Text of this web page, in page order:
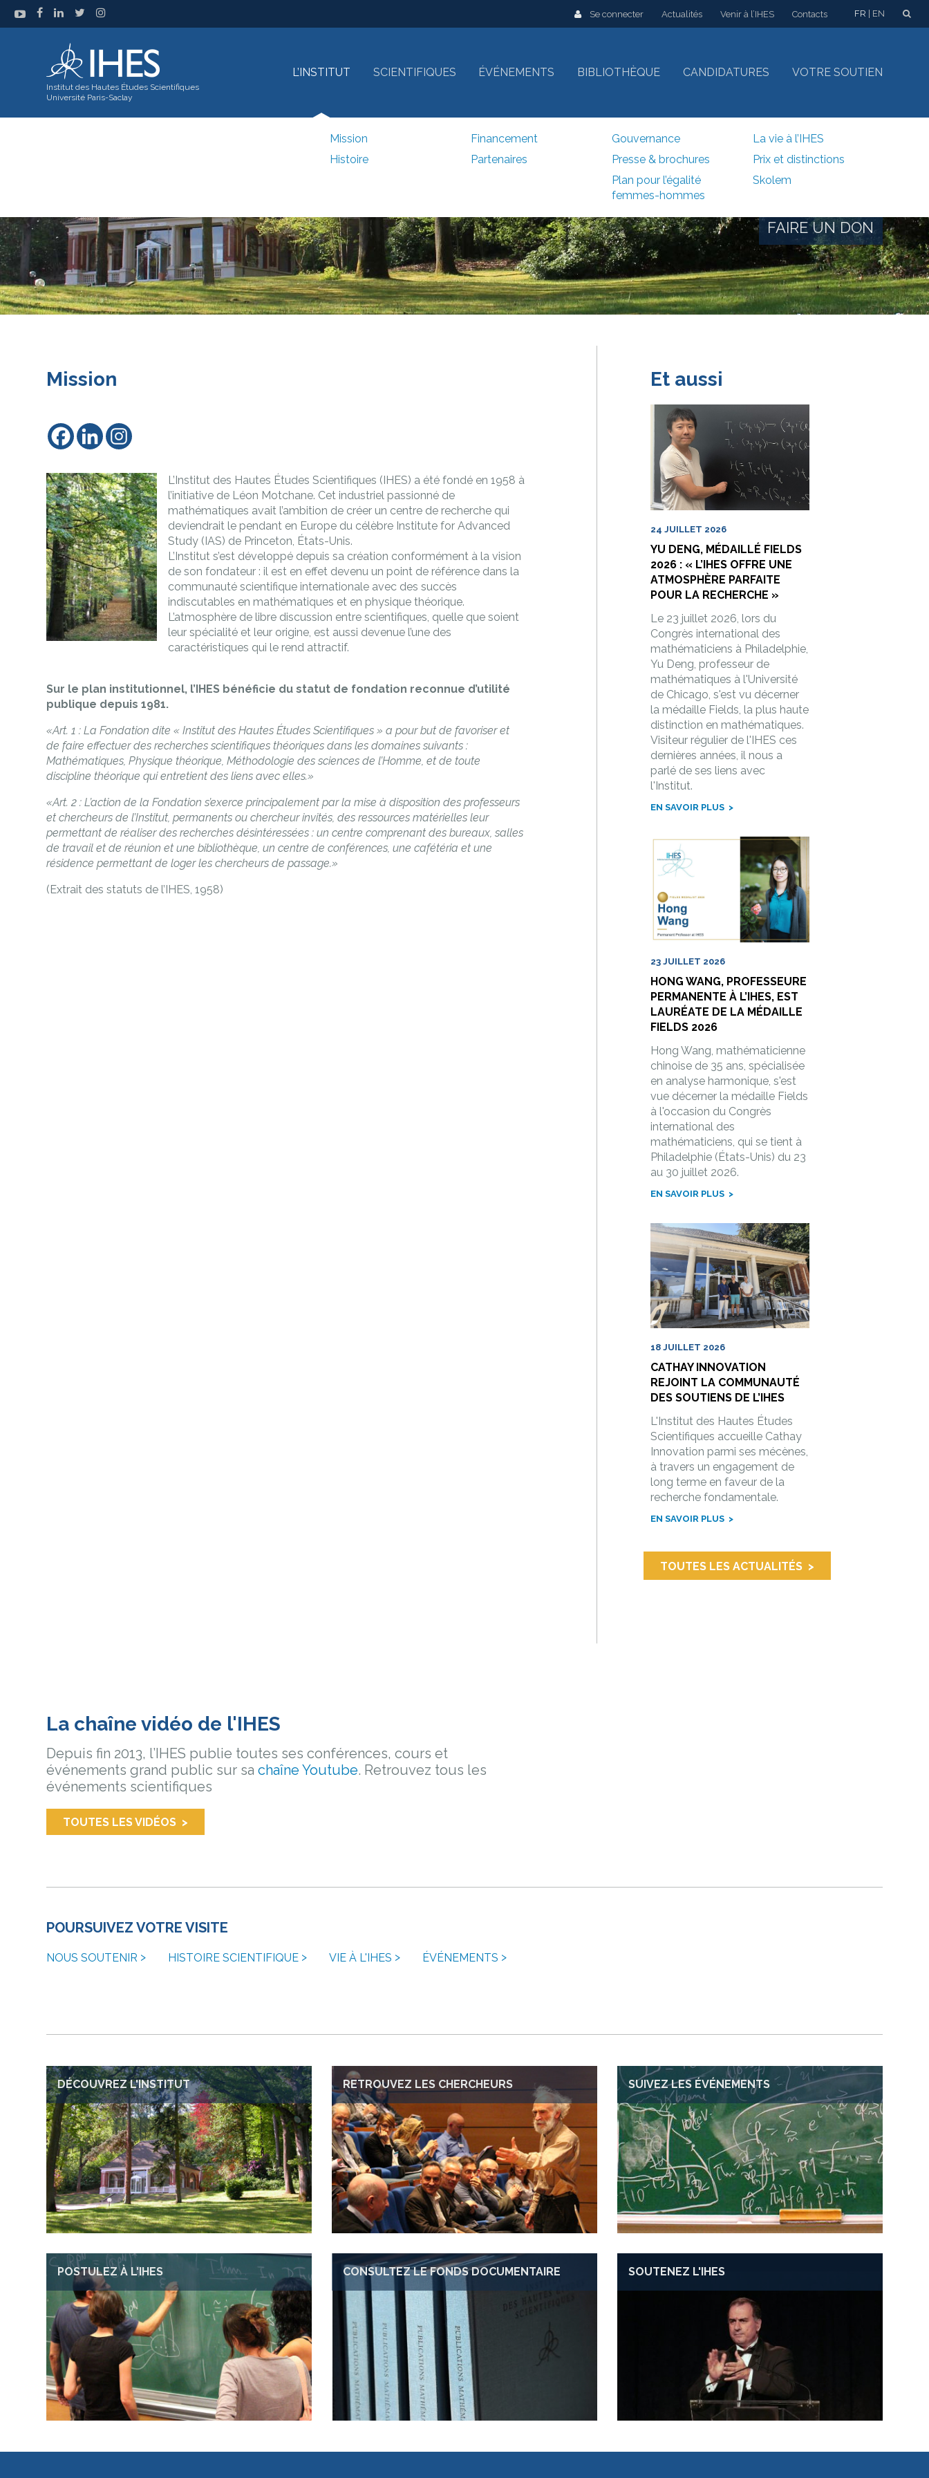
Institut des Hautes Études Scientifiques
Université Paris-Saclay
L’INSTITUT
Mission Financement Gouvernance
La vie à l’IHES
Histoire
Partenaires Presse & brochures
Prix et distinctions
Plan pour l’égalité
femmes-hommes
Skolem
SCIENTIFIQUES ÉVÉNEMENTS BIBLIOTHÈQUE CANDIDATURES VOTRE SOUTIEN
Se connecter Actualités Venir à l’IHES Contacts FR EN
FAIRE UN DON
Mission
L’Institut des Hautes Études Scientifiques (IHES) a été fondé en 1958 à
l’initiative de Léon Motchane. Cet industriel passionné de
mathématiques avait l’ambition de créer un centre de recherche qui
deviendrait le pendant en Europe du célèbre Institute for Advanced
Study (IAS) de Princeton, États-Unis.
L’Institut s’est développé depuis sa création conformément à la vision
de son fondateur : il est en effet devenu un point de référence dans la
communauté scientifique internationale avec des succès
indiscutables en mathématiques et en physique théorique.
L’atmosphère de libre discussion entre scientifiques, quelle que soient
leur spécialité et leur origine, est aussi devenue l’une des
caractéristiques qui le rend attractif.
Sur le plan institutionnel, l’IHES bénéficie du statut de fondation reconnue d’utilité
publique depuis 1981.
«Art. 1 : La Fondation dite « Institut des Hautes Études Scientifiques » a pour but de favoriser et
de faire effectuer des recherches scientifiques théoriques dans les domaines suivants :
Mathématiques, Physique théorique, Méthodologie des sciences de l’Homme, et de toute
discipline théorique qui entretient des liens avec elles.»
«Art. 2 : L’action de la Fondation s’exerce principalement par la mise à disposition des professeurs
et chercheurs de l’Institut, permanents ou chercheur invités, des ressources matérielles leur
permettant de réaliser des recherches désintéressées : un centre comprenant des bureaux, salles
de travail et de réunion et une bibliothèque, un centre de conférences, une cafétéria et une
résidence permettant de loger les chercheurs de passage.»
(Extrait des statuts de l’IHES, 1958)
Et aussi
24 JUILLET 2026
YU DENG, MÉDAILLÉ FIELDS
2026 : « L’IHES OFFRE UNE
ATMOSPHÈRE PARFAITE
POUR LA RECHERCHE »
Le 23 juillet 2026, lors du
Congrès international des
mathématiciens à Philadelphie,
Yu Deng, professeur de
mathématiques à l'Université
de Chicago, s'est vu décerner
la médaille Fields, la plus haute
distinction en mathématiques.
Visiteur régulier de l'IHES ces
dernières années, il nous a
parlé de ses liens avec
l'Institut.
EN SAVOIR PLUS
23 JUILLET 2026
HONG WANG, PROFESSEURE
PERMANENTE À L’IHES, EST
LAURÉATE DE LA MÉDAILLE
FIELDS 2026
Hong Wang, mathématicienne
chinoise de 35 ans, spécialisée
en analyse harmonique, s'est
vue décerner la médaille Fields
à l'occasion du Congrès
international des
mathématiciens, qui se tient à
Philadelphie (États-Unis) du 23
au 30 juillet 2026.
EN SAVOIR PLUS
18 JUILLET 2026
CATHAY INNOVATION
REJOINT LA COMMUNAUTÉ
DES SOUTIENS DE L’IHES
L'Institut des Hautes Études
Scientifiques accueille Cathay
Innovation parmi ses mécènes,
à travers un engagement de
long terme en faveur de la
recherche fondamentale.
EN SAVOIR PLUS
TOUTES LES ACTUALITÉS
La chaîne vidéo de l'IHES
Depuis fin 2013, l’IHES publie toutes ses conférences, cours et
événements grand public sur sachaîne Youtube. Retrouvez tous les
événements scientifiques
TOUTES LES VIDÉOS
POURSUIVEZ VOTRE VISITE
NOUS SOUTENIR HISTOIRE SCIENTIFIQUE VIE À L'IHES ÉVÉNEMENTS
DÉCOUVREZ L'INSTITUT RETROUVEZ LES CHERCHEURS SUIVEZ LES ÉVÉNEMENTS
POSTULEZ À L'IHES CONSULTEZ LE FONDS DOCUMENTAIRE SOUTENEZ L'IHES